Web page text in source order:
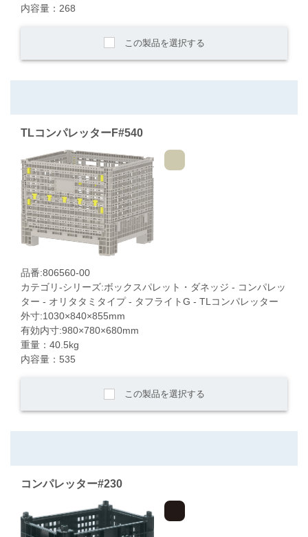
内容量：268
この製品を選択する
TLコンパレッターF#540
品番:806560-00
カテゴリ-シリーズ:ボックスパレット・ダネッジ - コンパレッ
ター - オリタタミタイプ - タフライトG - TLコンパレッター
外寸:1030×840×855mm
有効内寸:980×780×680mm
重量：40.5kg
内容量：535
この製品を選択する
コンパレッター#230